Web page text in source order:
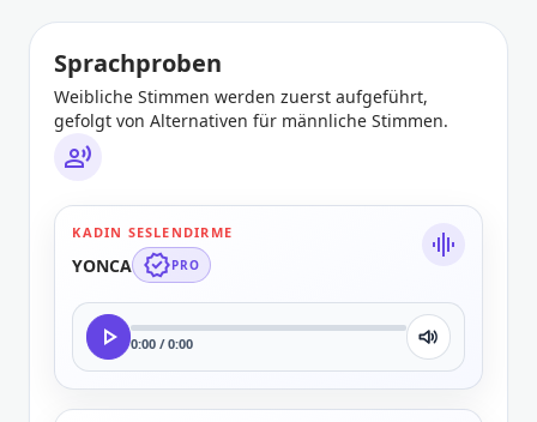
Sprachproben
Weibliche Stimmen werden zuerst aufgeführt,
gefolgt von Alternativen für männliche Stimmen.
record_voice_over
KADIN SESLENDIRME
YONCA verifiedPRO
graphic_eq
play_arrow 0:00 / 0:00